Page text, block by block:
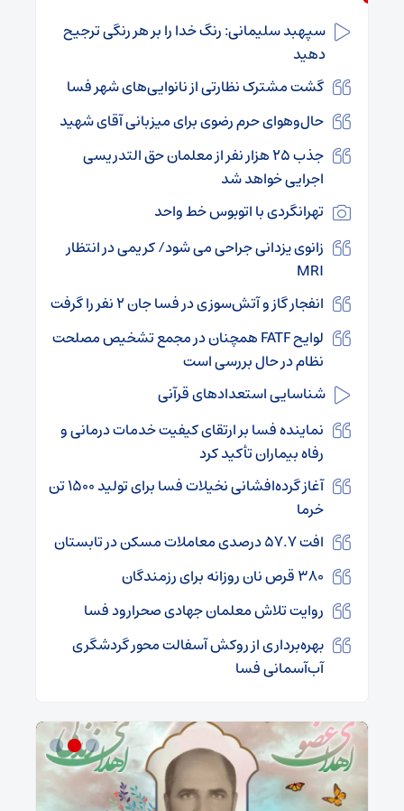
سپهبد سلیمانی: رنگ خدا را بر هر رنگی ترجیح
دهید
گشت مشترک نظارتی از نانوایی‌های شهر فسا
حال‌وهوای حرم رضوی برای میزبانی آقای شهید
جذب ۲۵ هزار نفر از معلمان حق التدریسی
اجرایی خواهد شد
تهرانگردی با اتوبوس خط واحد
زانوی یزدانی جراحی می شود/ کریمی در انتظار
MRI
انفجار گاز و آتش‌سوزی در فسا جان ۲ نفر را گرفت
لوایح FATF همچنان در مجمع تشخیص مصلحت
نظام در حال بررسی است
شناسایی استعدادهای قرآنی
نماینده فسا بر ارتقای کیفیت خدمات درمانی و
رفاه بیماران تأکید کرد
آغاز گرده‌افشانی نخیلات فسا برای تولید ۱۵۰۰ تن
خرما
افت 57.7 درصدی معاملات مسکن در تابستان
۳۸۰ قرص نان روزانه برای رزمندگان
روایت تلاش معلمان جهادی صحرارود فسا
بهره‌برداری از روکش آسفالت محور گردشگری
آب‌آسمانی فسا